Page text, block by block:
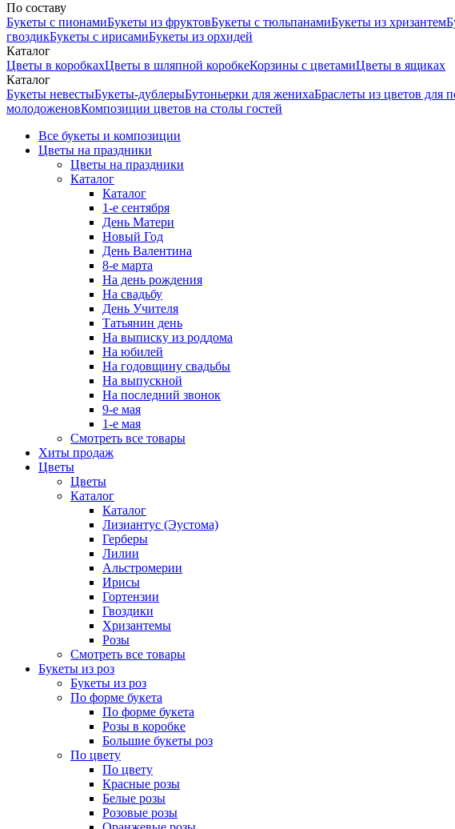
По составу
Букеты с пионамиБукеты из фруктовБукеты с тюльпанамиБукеты из хризантем
гвоздикБукеты с ирисамиБукеты из орхидей
Каталог
Цветы в коробкахЦветы в шляпной коробкеКорзины с цветамиЦветы в ящиках
Каталог
Букеты невестыБукеты-дублерыБутоньерки для женихаБраслеты из цветов для
молодоженовКомпозиции цветов на столы гостей
Все букеты и композиции
Цветы на праздники
Цветы на праздники
Каталог
Каталог
1-е сентября
День Матери
Новый Год
День Валентина
8-е марта
На день рождения
На свадьбу
День Учителя
Татьянин день
На выписку из роддома
На юбилей
На годовщину свадьбы
На выпускной
На последний звонок
9-е мая
1-е мая
Смотреть все товары
Хиты продаж
Цветы
Цветы
Каталог
Каталог
Лизиантус (Эустома)
Герберы
Лилии
Альстромерии
Ирисы
Гортензии
Гвоздики
Хризантемы
Розы
Смотреть все товары
Букеты из роз
Букеты из роз
По форме букета
По форме букета
Розы в коробке
Большие букеты роз
По цвету
По цвету
Красные розы
Белые розы
Розовые розы